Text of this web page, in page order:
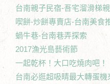
台南親子民宿-吾宅溜滑梯
喫餅-炒餅專賣店-台南美食
蝸牛巷-台南巷弄探索
2017漁光島藝術節
一起乾杯！大口吃燒肉吧！
台南必逛超吸睛最大轉蛋機